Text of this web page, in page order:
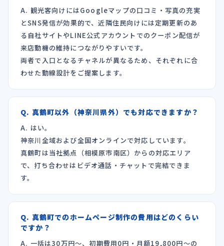
A. 観光客向けにはGoogleマップの口コミ・写真の充実
とSNS発信が効果的で、近隣住民向けには定期更新のあ
る自社サイトやLINE公式アカウントでのクーポン配信が
来店動機の維持につながりやすいです。
両者で入口となるチャネルが異なるため、それぞれに合
わせた動線設計をご提案します。
Q. 真鶴町以外（神奈川県外）でも対応できますか？
A. はい。
神奈川全域および全国オンラインで対応しています。
真鶴町は当社拠点（相模原市南区）からの対応エリア
で、打ち合わせはビデオ通話・チャットで完結できま
す。
Q. 真鶴町でのホームページ制作の費用はどのくらい
ですか？
A. 一括は30万円〜、初期費用0円・月額19,800円〜の